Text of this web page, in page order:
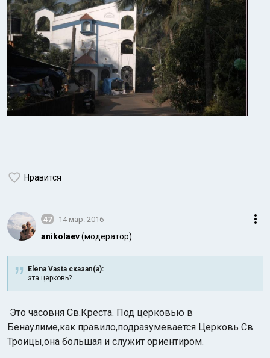
Нравится
47 14 мар. 2016
anikolaev(модератор)
Elena Vasta сказал(а):
эта церковь?
Это часовня Св.Креста. Под церковью в
Бенаулиме,как правило,подразумевается Церковь Св.
Троицы,она большая и служит ориентиром.